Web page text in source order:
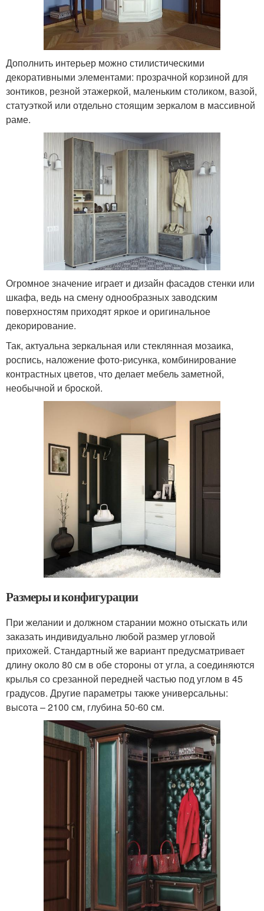
Дополнить интерьер можно стилистическими
декоративными элементами: прозрачной корзиной для
зонтиков, резной этажеркой, маленьким столиком, вазой,
статуэткой или отдельно стоящим зеркалом в массивной
раме.
Огромное значение играет и дизайн фасадов стенки или
шкафа, ведь на смену однообразных заводским
поверхностям приходят яркое и оригинальное
декорирование.
Так, актуальна зеркальная или стеклянная мозаика,
роспись, наложение фото-рисунка, комбинирование
контрастных цветов, что делает мебель заметной,
необычной и броской.
Размеры и конфигурации
При желании и должном старании можно отыскать или
заказать индивидуально любой размер угловой
прихожей. Стандартный же вариант предусматривает
длину около 80 см в обе стороны от угла, а соединяются
крылья со срезанной передней частью под углом в 45
градусов. Другие параметры также универсальны:
высота – 2100 см, глубина 50-60 см.